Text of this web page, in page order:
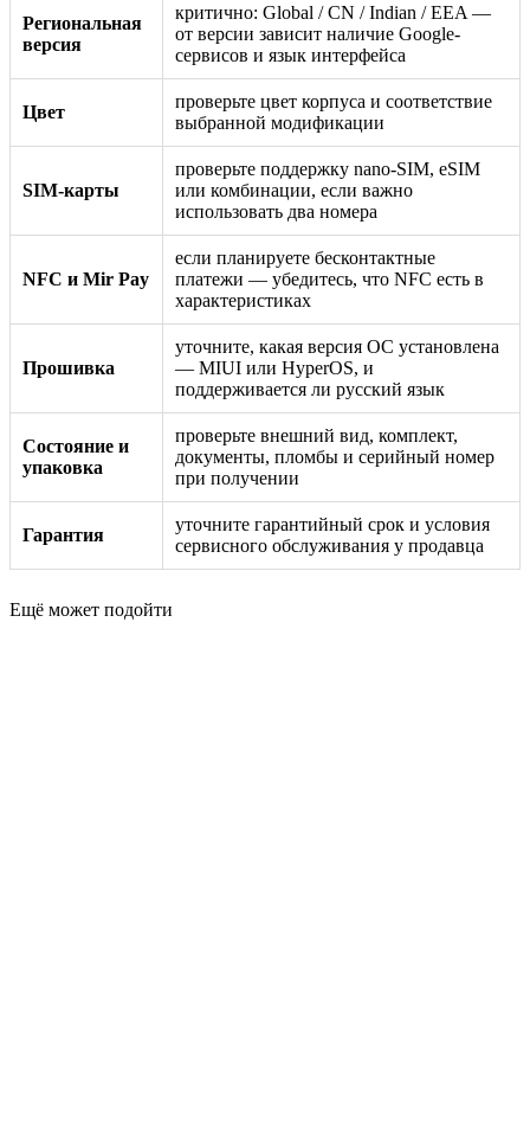
Региональная
версия
критично: Global / CN / Indian / EEA —
от версии зависит наличие Google-
сервисов и язык интерфейса
Цвет
проверьте цвет корпуса и соответствие
выбранной модификации
SIM-карты
проверьте поддержку nano-SIM, eSIM
или комбинации, если важно
использовать два номера
NFC и Mir Pay
если планируете бесконтактные
платежи — убедитесь, что NFC есть в
характеристиках
Прошивка
уточните, какая версия ОС установлена
— MIUI или HyperOS, и
поддерживается ли русский язык
Состояние и
упаковка
проверьте внешний вид, комплект,
документы, пломбы и серийный номер
при получении
Гарантия
уточните гарантийный срок и условия
сервисного обслуживания у продавца
Ещё может подойти